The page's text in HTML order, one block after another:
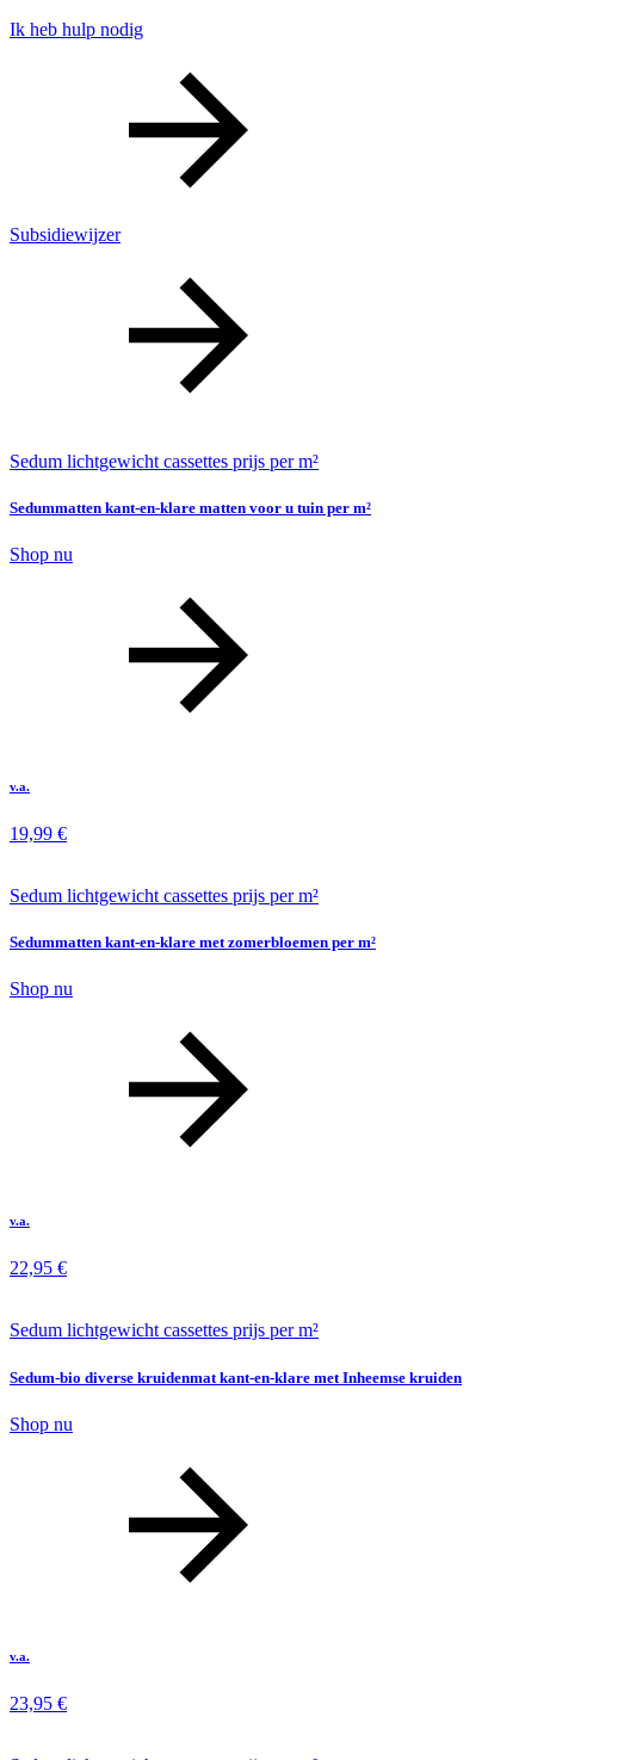
Ik heb hulp nodig
Subsidiewijzer
Sedum lichtgewicht cassettes prijs per m²
Sedummatten kant-en-klare matten voor u tuin per m²
Shop nu
v.a.
19,99 €
Sedum lichtgewicht cassettes prijs per m²
Sedummatten kant-en-klare met zomerbloemen per m²
Shop nu
v.a.
22,95 €
Sedum lichtgewicht cassettes prijs per m²
Sedum-bio diverse kruidenmat kant-en-klare met Inheemse kruiden
Shop nu
v.a.
23,95 €